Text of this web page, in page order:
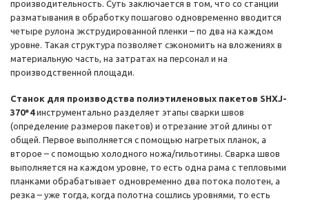
производительность. Суть заключается в том, что со станции
разматывания в обработку пошагово одновременно вводится
четыре рулона экструдированной пленки – по два на каждом
уровне. Такая структура позволяет сэкономить на вложениях в
материальную часть, на затратах на персонал и на
производственной площади.
Станок для производства полиэтиленовых пакетов SHXJ-
370*4инструментально разделяет этапы сварки швов
(определение размеров пакетов) и отрезание этой длины от
общей. Первое выполняется с помощью нагретых планок, а
второе – с помощью холодного ножа/гильотины. Сварка швов
выполняется на каждом уровне, то есть одна рама с тепловыми
планками обрабатывает одновременно два потока полотен, а
резка – уже тогда, когда полотна сошлись уровнями, то есть